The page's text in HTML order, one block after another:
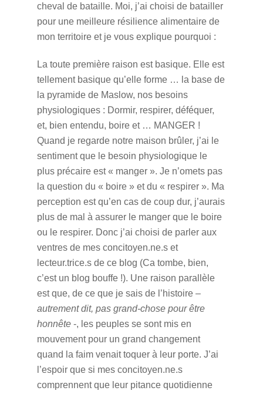
cheval de bataille. Moi, j’ai choisi de batailler
pour une meilleure résilience alimentaire de
mon territoire et je vous explique pourquoi :
La toute première raison est basique. Elle est
tellement basique qu’elle forme … la base de
la pyramide de Maslow, nos besoins
physiologiques : Dormir, respirer, déféquer,
et, bien entendu, boire et … MANGER !
Quand je regarde notre maison brûler, j’ai le
sentiment que le besoin physiologique le
plus précaire est « manger ». Je n’omets pas
la question du « boire » et du « respirer ». Ma
perception est qu’en cas de coup dur, j’aurais
plus de mal à assurer le manger que le boire
ou le respirer. Donc j’ai choisi de parler aux
ventres de mes concitoyen.ne.s et
lecteur.trice.s de ce blog (Ca tombe, bien,
c’est un blog bouffe !). Une raison parallèle
est que, de ce que je sais de l’histoire –
autrement dit, pas grand-chose pour être
honnête-, les peuples se sont mis en
mouvement pour un grand changement
quand la faim venait toquer à leur porte. J’ai
l’espoir que si mes concitoyen.ne.s
comprennent que leur pitance quotidienne